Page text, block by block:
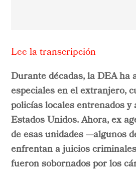
Lee la transcripción
Durante décadas, la DEA ha
especiales en el extranjero,
policías locales entrenados y
Estados Unidos. Ahora, ex
de esas unidades —algunos
enfrentan a juicios
fueron sobornados por los